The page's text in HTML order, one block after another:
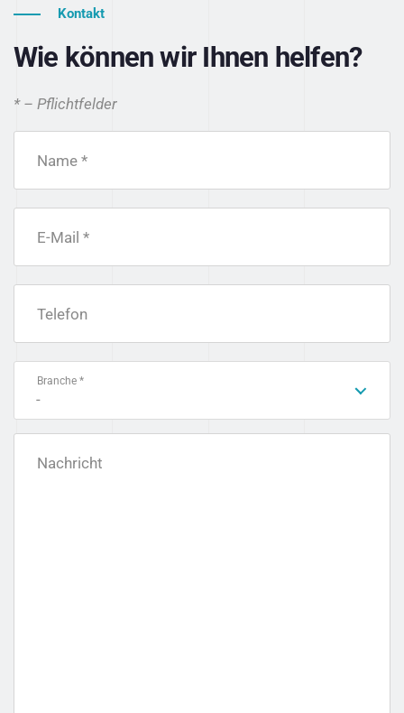
Kontakt
Wie können wir Ihnen helfen?
* – Pflichtfelder
Name *
E-Mail *
Telefon
Branche *
-
Nachricht